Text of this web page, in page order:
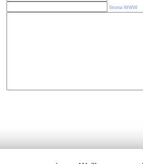
Strona WWW